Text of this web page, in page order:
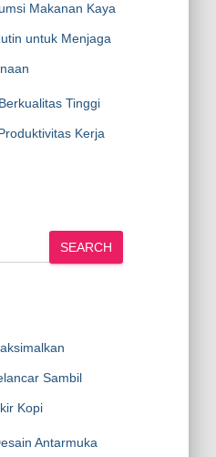
Makanan Kaya
untuk Menjaga
Tinggi
Kerja
SEARCH
Sambil
Kopi
Antarmuka